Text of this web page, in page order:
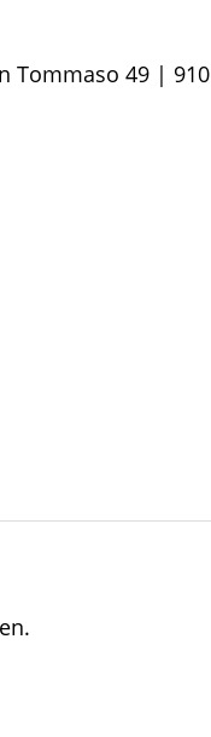
Tommaso 49 |